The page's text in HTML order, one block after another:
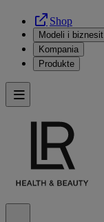
Shop
Modeli i biznesit
Kompania
Produkte